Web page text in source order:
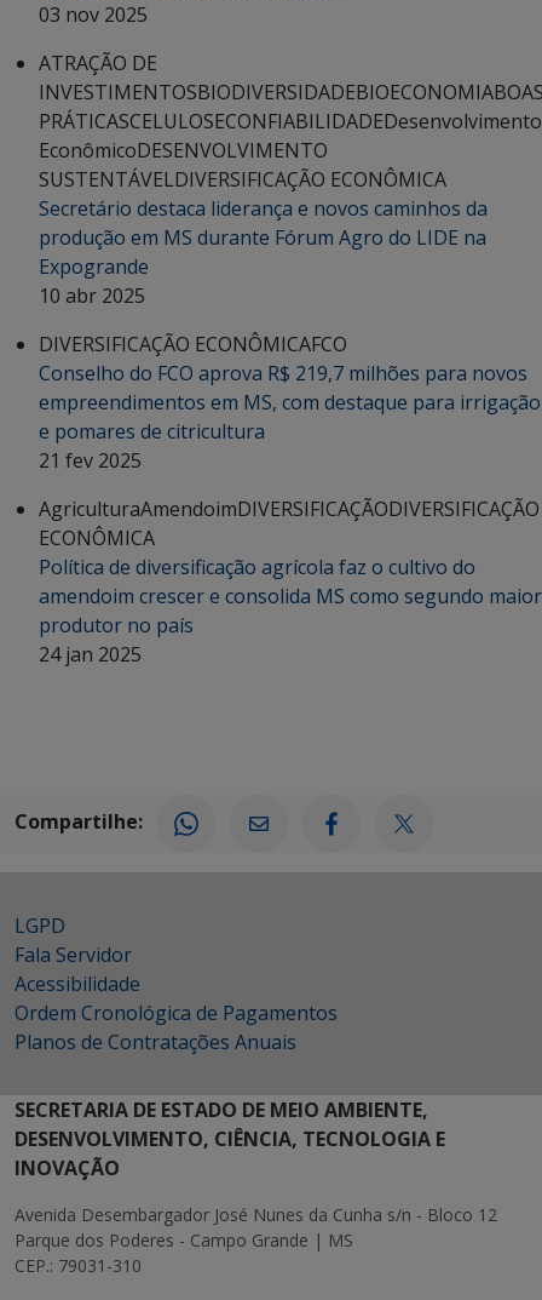
03 nov 2025
ATRAÇÃO DE
INVESTIMENTOSBIODIVERSIDADEBIOECONOMIA
PRÁTICASCELULOSECONFIABILIDADEDesenvolvimento
EconômicoDESENVOLVIMENTO
SUSTENTÁVELDIVERSIFICAÇÃO ECONÔMICA
Secretário destaca liderança e novos caminhos da
produção em MS durante Fórum Agro do LIDE na
Expogrande
10 abr 2025
DIVERSIFICAÇÃO ECONÔMICAFCO
Conselho do FCO aprova R$ 219,7 milhões para novos
empreendimentos em MS, com destaque para irrigação
e pomares de citricultura
21 fev 2025
AgriculturaAmendoimDIVERSIFICAÇÃODIVERSIFICAÇÃO
ECONÔMICA
Política de diversificação agrícola faz o cultivo do
amendoim crescer e consolida MS como segundo maior
produtor no país
24 jan 2025
Compartilhe:
LGPD
Fala Servidor
Acessibilidade
Ordem Cronológica de Pagamentos
Planos de Contratações Anuais
SECRETARIA DE ESTADO DE MEIO AMBIENTE,
DESENVOLVIMENTO, CIÊNCIA, TECNOLOGIA E
INOVAÇÃO
Avenida Desembargador José Nunes da Cunha s/n - Bloco 12
Parque dos Poderes - Campo Grande | MS
CEP.: 79031-310